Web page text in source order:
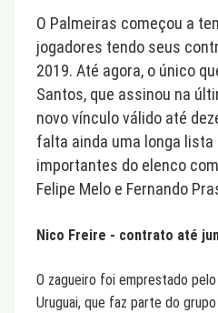
O Palmeiras começou a
jogadores tendo seus
2019. Até agora, o único
Santos, que assinou na
novo vínculo válido até
falta ainda uma longa lista
importantes do elenco
Felipe Melo e Fernando
Nico Freire - contrato até
O zagueiro foi emprestado
Uruguai, que faz parte do